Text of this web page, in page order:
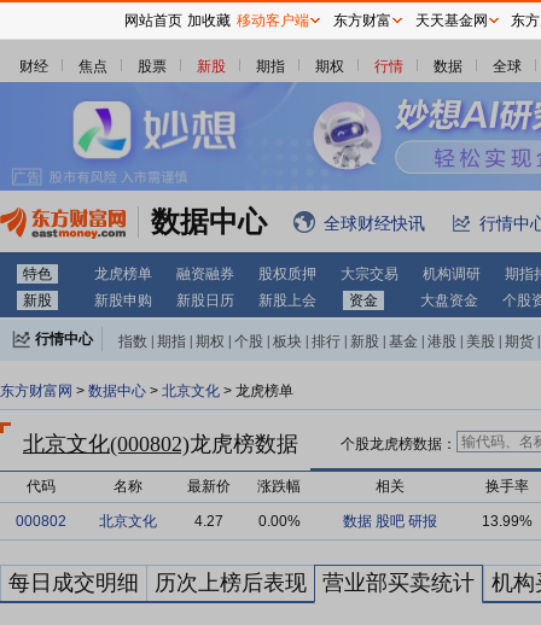
财经 焦点 股票 新股 期指 期权 行情 数据 全球
数据中心 全球财经快讯 行情中
特色 龙虎榜单 融资融券 股权质押 大宗交易 机构调研
期指
新股
新股申购 新股日历 新股上会 资金 大盘资金 个股
行情中心 指数 期指 期权 个股 板块 排行 新股 基金 港股 美股 期货
东方财富网 > 数据中心 > 北京文化 > 龙虎榜单
北京文化(000802)龙虎榜数据 个股龙虎榜数据：
代码 名称 最新价 涨跌幅 相关 换手率
000802 北京文化 4.27 0.00% 数据 股吧 研报 13.99%
每日成交明细 历次上榜后表现 营业部买卖统计 机构
网站首页 加收藏 移动客户端 东方财富 天天基金网 东